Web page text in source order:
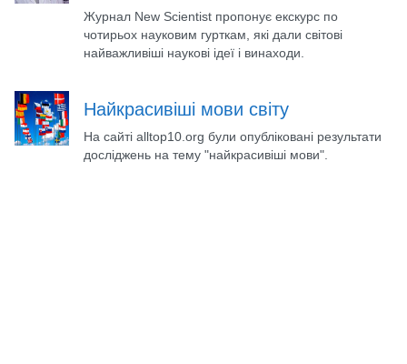
Журнал New Scientist пропонує екскурс по
чотирьох науковим гурткам, які дали світові
найважливіші наукові ідеї і винаходи.
Найкрасивіші мови світу
На сайті alltop10.org були опубліковані результати
досліджень на тему "найкрасивіші мови".